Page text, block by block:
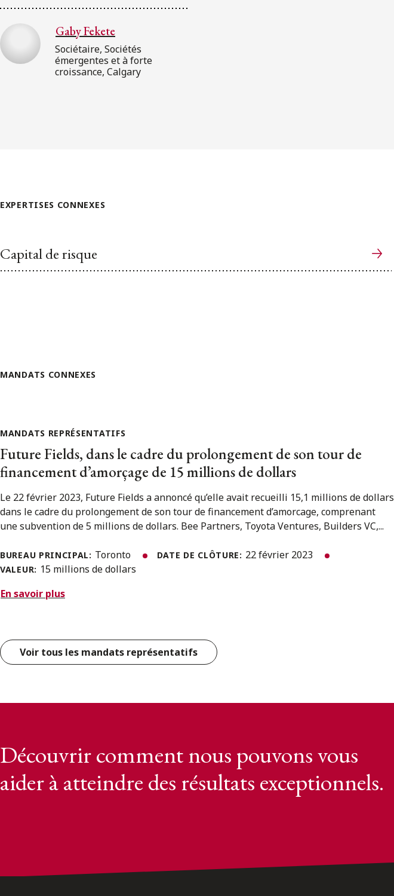
Gaby Fekete
Sociétaire, Sociétés
émergentes et à forte
croissance, Calgary
EXPERTISES CONNEXES
Capital de risque
MANDATS CONNEXES
MANDATS REPRÉSENTATIFS
Future Fields, dans le cadre du prolongement de son tour de
financement d’amorçage de 15 millions de dollars
Le 22 février 2023, Future Fields a annoncé qu’elle avait recueilli 15,1 millions de dollars
dans le cadre du prolongement de son tour de financement d’amorcage, comprenant
une subvention de 5 millions de dollars. Bee Partners, Toyota Ventures, Builders VC,...
BUREAU PRINCIPAL: Toronto DATE DE CLÔTURE: 22 février 2023
VALEUR: 15 millions de dollars
En savoir plus
Voir tous les mandats représentatifs
Découvrir comment nous pouvons vous
aider à atteindre des résultats exceptionnels.